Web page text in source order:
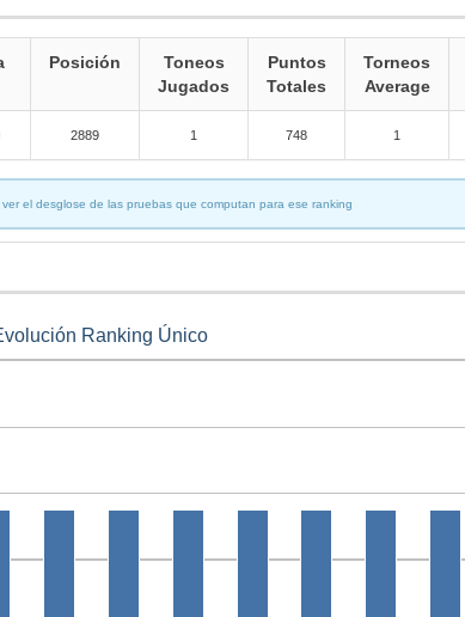
Posición
Toneos
Jugados
Puntos
Totales
Torneos
Average
2889 1 748 1
el desglose de las pruebas que computan para ese ranking
Ranking Único